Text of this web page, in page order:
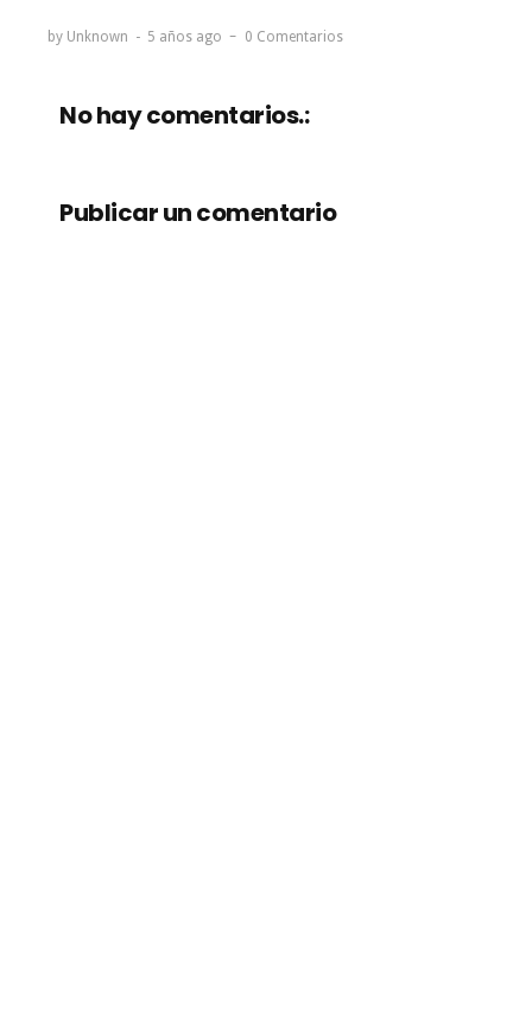
by Unknown 5 años ago 0 Comentarios
No hay comentarios.:
Publicar un comentario